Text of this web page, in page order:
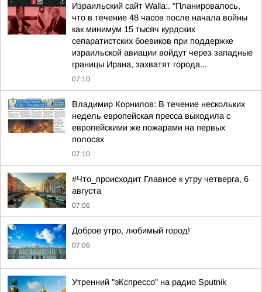
Израильский сайт Walla:. "Планировалось,
что в течение 48 часов после начала войны
как минимум 15 тысяч курдских
сепаратистских боевиков при поддержке
израильской авиации войдут через западные
границы Ирана, захватят города...
07:10
Владимир Корнилов: В течение нескольких
недель европейская пресса выходила с
европейскими же пожарами на первых
полосах
07:10
#Что_происходит Главное к утру четверга, 6
августа
07:06
Доброе утро, любимый город!
07:06
Утренний "эКспрессо" на радио Sputnik